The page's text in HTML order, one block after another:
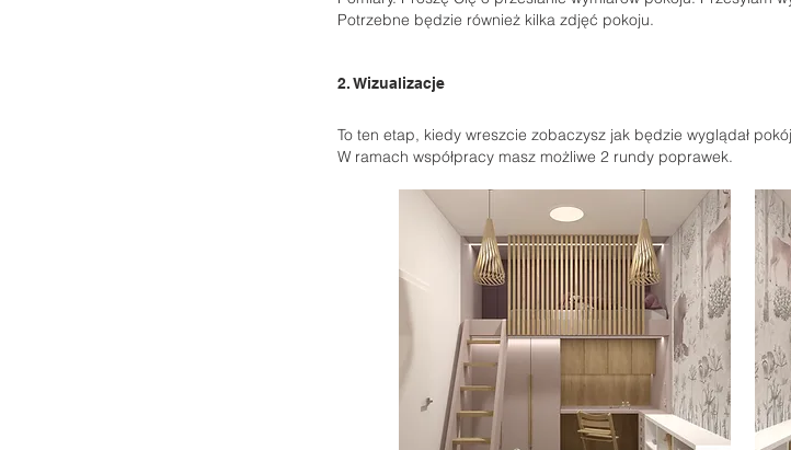
Potrzebne będzie również kilka zdjęć pokoju.
2. Wizualizacje
To ten etap, kiedy wreszcie zobaczysz jak będzie wyglądał
W ramach współpracy masz możliwe 2 rundy poprawek.